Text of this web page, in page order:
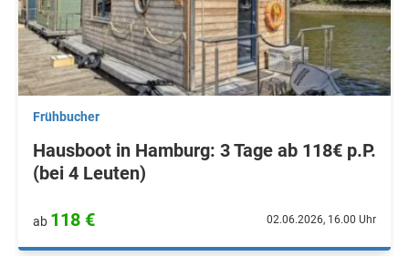
Frühbucher
Hausboot in Hamburg: 3 Tage ab 118€ p.P.
(bei 4 Leuten)
ab 118 € 02.06.2026, 16.00 Uhr